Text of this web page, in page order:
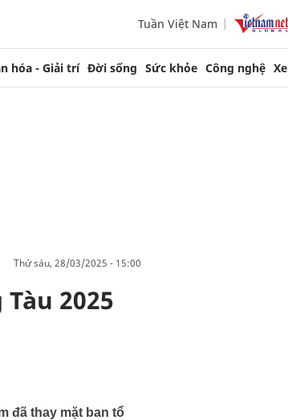
Tuần Việt Nam
hóa - Giải trí Đời sống Sức khỏe Công nghệ Xe
thứ sáu, 28/03/2025 - 15:00
2025
đã thay mặt ban tổ